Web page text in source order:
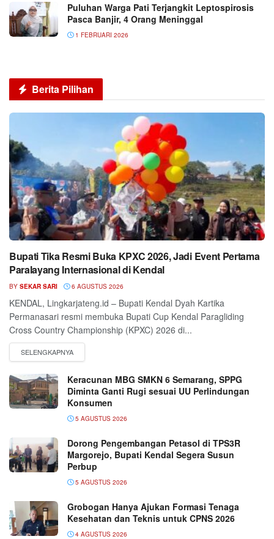
Puluhan Warga Pati Terjangkit Leptospirosis
Pasca Banjir, 4 Orang Meninggal
1 FEBRUARI 2026
Berita Pilihan
Bupati Tika Resmi Buka KPXC 2026, Jadi Event Pertama
Paralayang Internasional di Kendal
BY SEKAR SARI 6 AGUSTUS 2026
KENDAL, Lingkarjateng.id – Bupati Kendal Dyah Kartika
Permanasari resmi membuka Bupati Cup Kendal Paragliding
Cross Country Championship (KPXC) 2026 di...
Keracunan MBG SMKN 6 Semarang, SPPG
Diminta Ganti Rugi sesuai UU Perlindungan
Konsumen
5 AGUSTUS 2026
Dorong Pengembangan Petasol di TPS3R
Margorejo, Bupati Kendal Segera Susun
Perbup
5 AGUSTUS 2026
Grobogan Hanya Ajukan Formasi Tenaga
Kesehatan dan Teknis untuk CPNS 2026
4 AGUSTUS 2026